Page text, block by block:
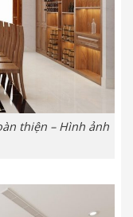
thiện – Hình ảnh